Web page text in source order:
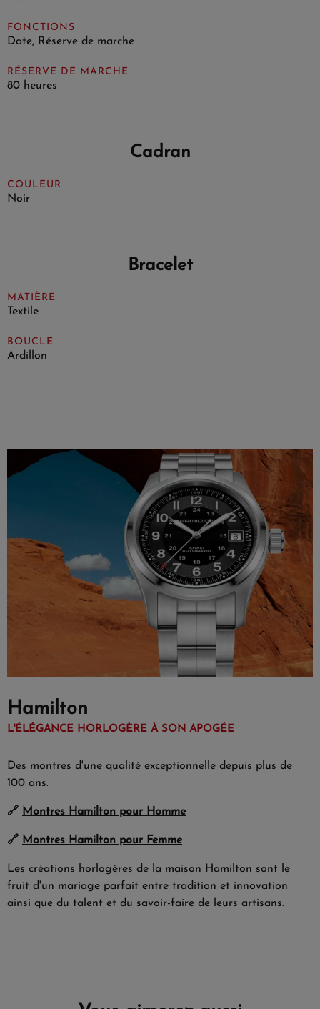
FONCTIONS
Date, Réserve de marche
RÉSERVE DE MARCHE
80 heures
Cadran
COULEUR
Noir
Bracelet
MATIÈRE
Textile
BOUCLE
Ardillon
Hamilton
L'ÉLÉGANCE HORLOGÈRE À SON APOGÉE
Des montres d'une qualité exceptionnelle depuis plus de
100 ans.
🔗 Montres Hamilton pour Homme
🔗 Montres Hamilton pour Femme
Les créations horlogères de la maison Hamilton sont le
fruit d'un mariage parfait entre tradition et innovation
ainsi que du talent et du savoir-faire de leurs artisans.